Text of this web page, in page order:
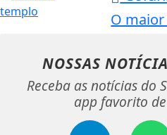
O
NOSSAS
Receba as notícias do
app favorito